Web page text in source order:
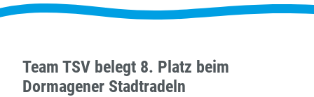
1920
Team TSV belegt 8. Platz beim
Dormagener Stadtradeln